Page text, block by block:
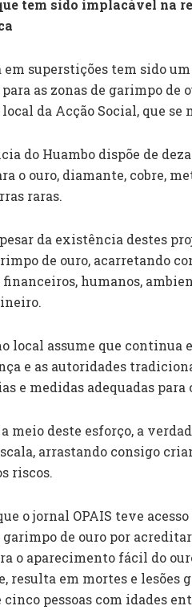
tem sido implacável na
em superstições tem sido
as zonas de garimpo de
da Acção Social, que se
do Huambo dispõe de
o ouro, diamante, cobre,
raras.
da existência destes
de ouro, acarretando
financeiros, humanos,
local assume que continua
e as autoridades
e medidas adequadas
meio deste esforço, a
arrastando consigo
riscos.
o jornal OPAIS teve
garimpo de ouro por
o aparecimento fácil do
resulta em mortes e lesões
pessoas com idades